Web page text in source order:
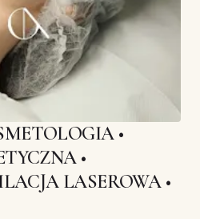
•
•
LASEROWA •